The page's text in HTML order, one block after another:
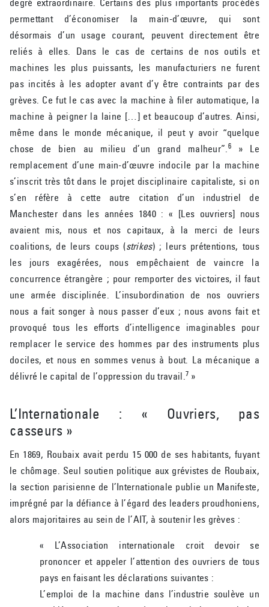
degré extraordinaire. Certains des plus importants procédés
permettant d’économiser la main-d’œuvre, qui sont
désormais d’un usage courant, peuvent directement être
reliés à elles. Dans le cas de certains de nos outils et
machines les plus puissants, les manufacturiers ne furent
pas incités à les adopter avant d’y être contraints par des
grèves. Ce fut le cas avec la machine à filer automatique, la
machine à peigner la laine […] et beaucoup d’autres. Ainsi,
même dans le monde mécanique, il peut y avoir “quelque
chose de bien au milieu d’un grand malheur”.6» Le
remplacement d’une main-d’œuvre indocile par la machine
s’inscrit très tôt dans le projet disciplinaire capitaliste, si on
s’en réfère à cette autre citation d’un industriel de
Manchester dans les années 1840 : « [Les ouvriers] nous
avaient mis, nous et nos capitaux, à la merci de leurs
coalitions, de leurs coups (strikes) ; leurs prétentions, tous
les jours exagérées, nous empêchaient de vaincre la
concurrence étrangère ; pour remporter des victoires, il faut
une armée disciplinée. L’insubordination de nos ouvriers
nous a fait songer à nous passer d’eux ; nous avons fait et
provoqué tous les efforts d’intelligence imaginables pour
remplacer le service des hommes par des instruments plus
dociles, et nous en sommes venus à bout. La mécanique a
délivré le capital de l’oppression du travail.7 »
L’Internationale : « Ouvriers, pas
casseurs »
En 1869, Roubaix avait perdu 15 000 de ses habitants, fuyant
le chômage. Seul soutien politique aux grévistes de Roubaix,
la section parisienne de l’Internationale publie un Manifeste,
imprégné par la défiance à l’égard des leaders proudhoniens,
alors majoritaires au sein de l’AIT, à soutenir les grèves :
« L’Association internationale croit devoir se
prononcer et appeler l’attention des ouvriers de tous
pays en faisant les déclarations suivantes :
L’emploi de la machine dans l’industrie soulève un